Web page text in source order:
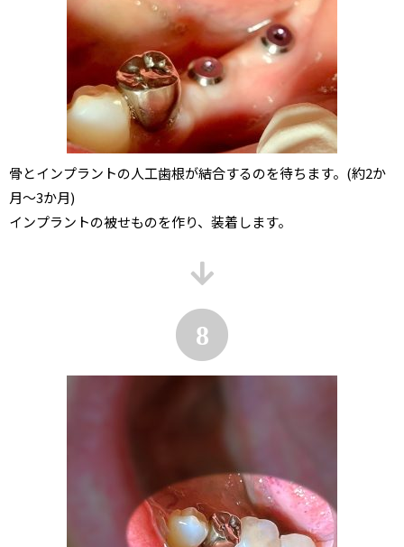
骨とインプラントの人工歯根が結合するのを待ちます。(約2か
月～3か月)
インプラントの被せものを作り、装着します。
8